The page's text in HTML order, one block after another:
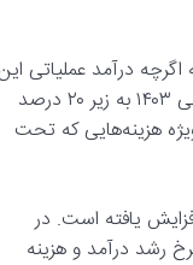
اول، از سال ۱۳۹۹ تا ۱۴۰۳، مشاهده می‌شود که اگرچه درآمد عملیاتی
شرکت روند صعودی داشته است، اما حاشیه سود عملیاتی آن به طور مستمر با کاهش روبرو بوده و در پایان سال مالی ۱۴۰۳ به زیر ۲۰ درصد
هزینه‌هایی که تحت
درآمدهای عملیاتی همراه اول در بازه زمانی سال‌های ۱۳۹۹ تا ۱۴۰۳ حدود ۲.۸ برابر افزایش یافته است. در
است. این اختلاف در نرخ رشد درآمد و هزینه